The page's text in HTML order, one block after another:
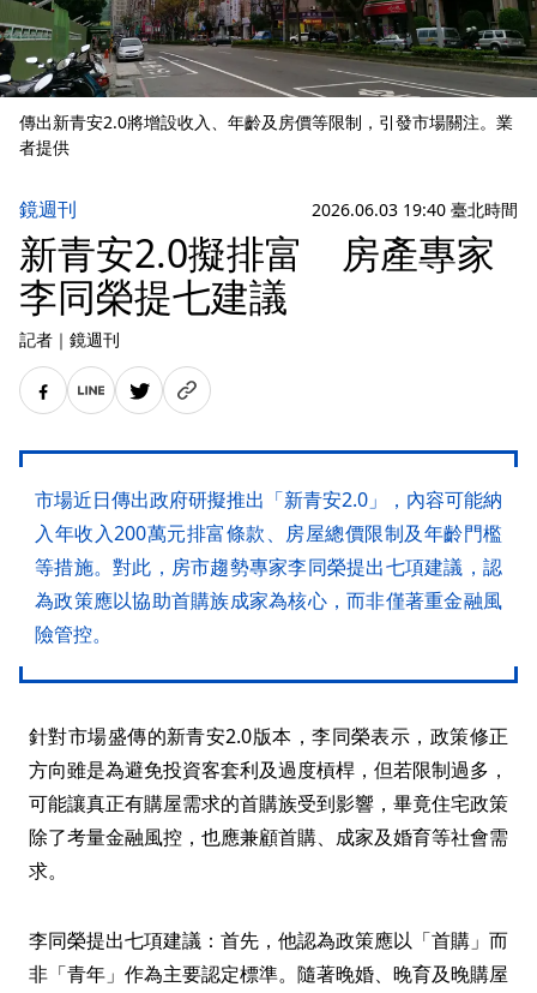
傳出新青安2.0將增設收入、年齡及房價等限制，引發市場關注。業
者提供
鏡週刊 2026.06.03 19:40 臺北時間
新青安2.0擬排富 房產專家
李同榮提七建議
記者 ｜ 鏡週刊
市場近日傳出政府研擬推出「新青安2.0」，內容可能納
入年收入200萬元排富條款、房屋總價限制及年齡門檻
等措施。對此，房市趨勢專家李同榮提出七項建議，認
為政策應以協助首購族成家為核心，而非僅著重金融風
險管控。
針對市場盛傳的新青安2.0版本，李同榮表示，政策修正
方向雖是為避免投資客套利及過度槓桿，但若限制過多，
可能讓真正有購屋需求的首購族受到影響，畢竟住宅政策
除了考量金融風控，也應兼顧首購、成家及婚育等社會需
求。
李同榮提出七項建議：首先，他認為政策應以「首購」而
非「青年」作為主要認定標準。隨著晚婚、晚育及晚購屋